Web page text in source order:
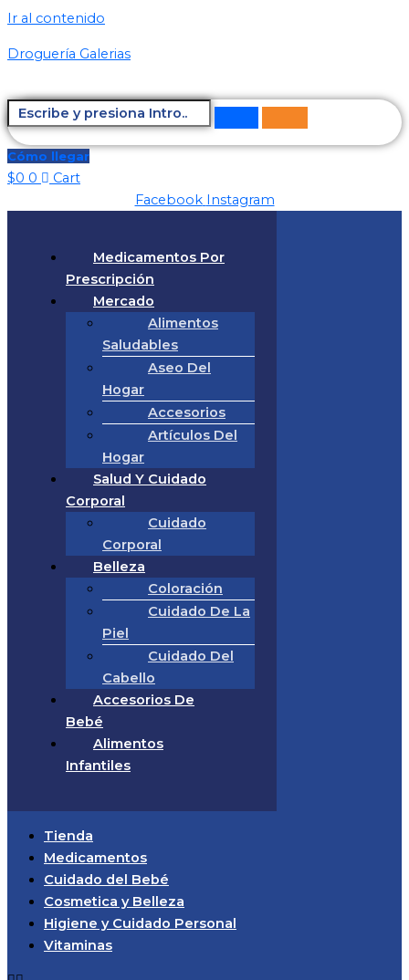
Ir al contenido
Droguería Galerias
Cómo llegar
$0 0
Cart
Facebook Instagram
Medicamentos Por
Prescripción
Mercado
Alimentos
Saludables
Aseo Del
Hogar
Accesorios
Artículos Del
Hogar
Salud Y Cuidado
Corporal
Cuidado
Corporal
Belleza
Coloración
Cuidado De La
Piel
Cuidado Del
Cabello
Accesorios De
Bebé
Alimentos
Infantiles
Tienda
Medicamentos
Cuidado del Bebé
Cosmetica y Belleza
Higiene y Cuidado Personal
Vitaminas